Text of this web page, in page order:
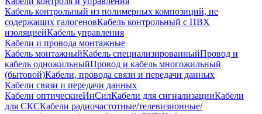
Кабель контрольный из полимерных композиций, не
содержащих галогеновКабель контрольный с ПВХ
изоляциейКабель управления
Кабели и провода монтажные
Кабель монтажныйКабель специализированныйПровод и
кабель одножильныйПровод и кабель многожильный
(бытовой)Кабели, провода связи и передачи данных
Кабели связи и передачи данных
Кабели оптическиеИнСилКабели для сигнализацииКабели
для СКСКабели радиочастотные/телевизионные/